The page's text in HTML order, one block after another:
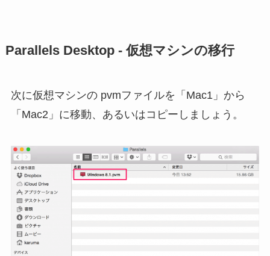
Parallels Desktop - 仮想マシンの移行
次に仮想マシンの pvmファイルを「Mac1」から
「Mac2」に移動、あるいはコピーしましょう。